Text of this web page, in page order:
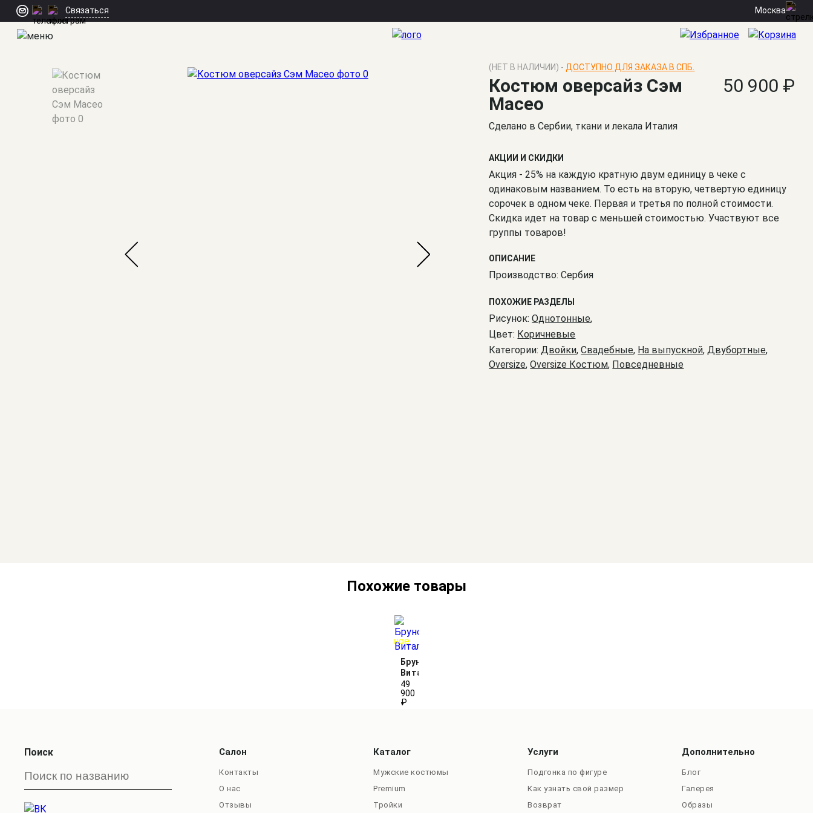
Связаться Москва
Мужские костюмы
(НЕТ В НАЛИЧИИ) - ДОСТУПНО ДЛЯ ЗАКАЗА В СПБ.
Костюм оверсайз Сэм
Масео
50 900 ₽
Сделано в Сербии, ткани и лекала Италия
АКЦИИ И СКИДКИ
Акция - 25% на каждую кратную двум единицу в чеке с
одинаковым названием. То есть на вторую, четвертую единицу
сорочек в одном чеке. Первая и третья по полной стоимости.
Скидка идет на товар с меньшей стоимостью. Участвуют все
группы товаров!
ОПИСАНИЕ
Производство: Сербия
ПОХОЖИЕ РАЗДЕЛЫ
Рисунок:Однотонные,
Цвет: Коричневые
Категории:Двойки,Свадебные, На выпускной,Двубортные,
Oversize,Oversize Костюм, Повседневные
Похожие товары
Бруно
Витале
49
900
₽
Поиск Салон
Контакты
О нас
Отзывы
Каталог
Мужские костюмы
Premium
Тройки
Услуги
Подгонка по фигуре
Как узнать свой размер
Возврат
Дополнительно
Блог
Галерея
Образы